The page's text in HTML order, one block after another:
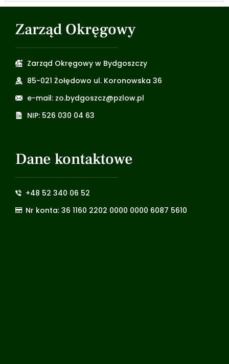
Zarząd Okręgowy
Zarząd Okręgowy w Bydgoszczy
85-021 Żołędowo ul. Koronowska 36
e-mail: zo.bydgoszcz@pzlow.pl
NIP: 526 030 04 63
Dane kontaktowe
+48 52 340 06 52
Nr konta: 36 1160 2202 0000 0000 6087 5610